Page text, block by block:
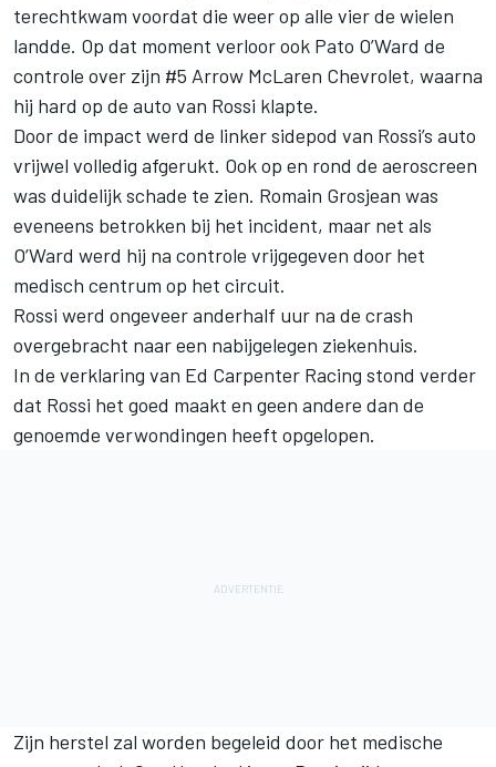
terechtkwam voordat die weer op alle vier de wielen
landde. Op dat moment verloor ook Pato O’Ward de
controle over zijn #5 Arrow McLaren Chevrolet, waarna
hij hard op de auto van Rossi klapte.
Door de impact werd de linker sidepod van Rossi’s auto
vrijwel volledig afgerukt. Ook op en rond de aeroscreen
was duidelijk schade te zien. Romain Grosjean was
eveneens betrokken bij het incident, maar net als
O’Ward werd hij na controle vrijgegeven door het
medisch centrum op het circuit.
Rossi werd ongeveer anderhalf uur na de crash
overgebracht naar een nabijgelegen ziekenhuis.
In de verklaring van Ed Carpenter Racing stond verder
dat Rossi het goed maakt en geen andere dan de
genoemde verwondingen heeft opgelopen.
Zijn herstel zal worden begeleid door het medische